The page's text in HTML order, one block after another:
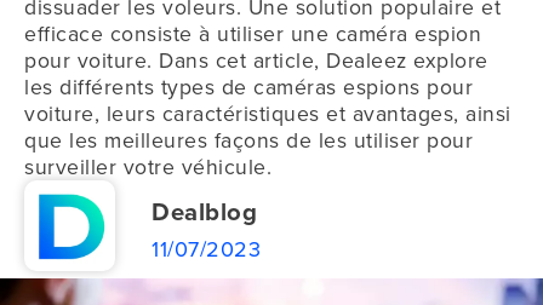
dissuader les voleurs. Une solution populaire et
efficace consiste à utiliser une caméra espion
pour voiture. Dans cet article, Dealeez explore
les différents types de caméras espions pour
voiture, leurs caractéristiques et avantages, ainsi
que les meilleures façons de les utiliser pour
surveiller votre véhicule.
Dealblog
11/07/2023